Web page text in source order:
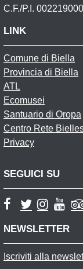
C.F./P.I.
LINK
Comune di Biella
Provincia di Biella
ATL
Ecomusei
Santuario di Oropa
Centro Rete
Privacy
SEGUICI SU
NEWSLETTER
Iscriviti alla